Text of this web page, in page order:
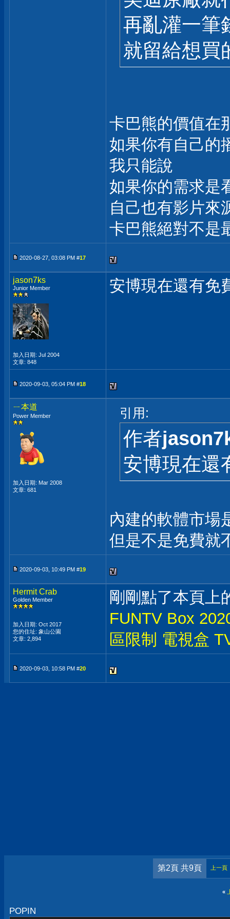
再亂灌一筆
就留給想買
卡巴熊的價值在
如果你有自己的
我只能說
如果你的需求是
自己也有影片來
卡巴熊絕對不是
2020-08-27, 03:08 PM #17
jason7ks
Junior Member
加入日期: Jul 2004
文章: 848
安博現在還有免
2020-09-03, 05:04 PM #18
ㄧ本道
Power Member
加入日期: Mar 2008
文章: 681
引用:
作者
安博現在還
內建的軟體市場
但是不是免費就
2020-09-03, 10:49 PM #19
Hermit Crab
Golden Member
加入日期: Oct 2017
您的住址: 象山公園
文章: 2,894
剛剛點了本頁上
FUNTV Box
區限制 電視盒
2020-09-03, 10:58 PM #20
第2頁 共9頁 上一頁
«
POPIN